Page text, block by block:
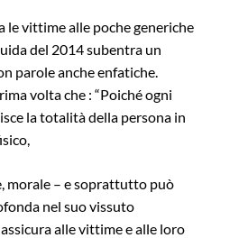
le vittime alle poche generiche
del 2014 subentra un
parole anche enfatiche.
volta che : “Poiché ogni
la totalità della persona in
morale – e soprattutto può
nel suo vissuto
alle vittime e alle loro